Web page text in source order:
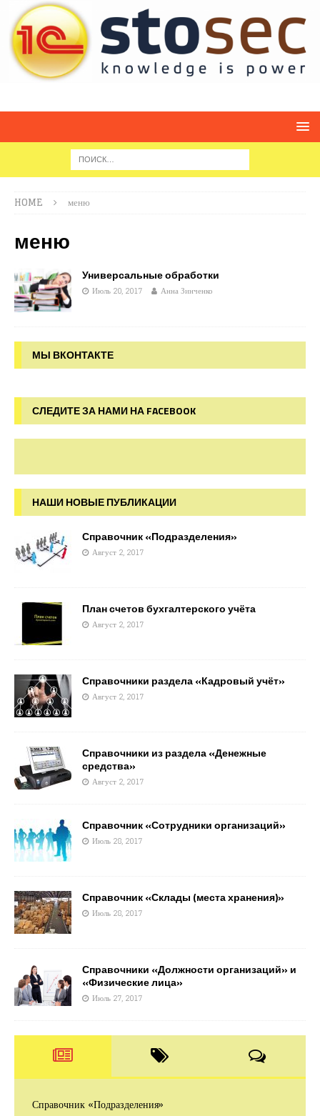
HOME меню
меню
Универсальные обработки
Июль 20, 2017 Анна Зинченко
МЫ ВКОНТАКТЕ
СЛЕДИТЕ ЗА НАМИ НА FACEBOOK
НАШИ НОВЫЕ ПУБЛИКАЦИИ
Справочник «Подразделения»
Август 2, 2017
План счетов бухгалтерского учёта
Август 2, 2017
Справочники раздела «Кадровый учёт»
Август 2, 2017
Справочники из раздела «Денежные
средства»
Август 2, 2017
Справочник «Сотрудники организаций»
Июль 28, 2017
Справочник «Склады (места хранения)»
Июль 28, 2017
Справочники «Должности организаций» и
«Физические лица»
Июль 27, 2017
Справочник «Подразделения»